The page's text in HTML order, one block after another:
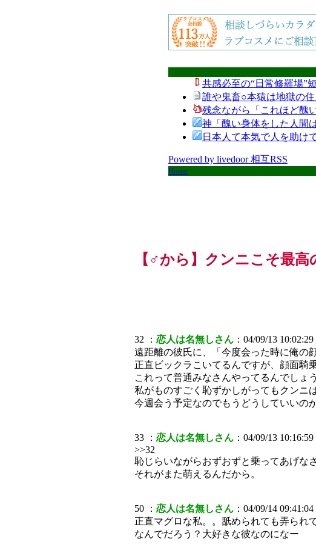
共感必至の“日常修羅場”
誰や鬼畜○本猿は地獄の
残念ながら「これほど醜
神「醜い身体をした人間
日本人て本気で人を助け
Powered by livedoor 相互RSS
Home
【♂から】クンニこそ最
32 ： 恋人は名無しさん ：04/09/13 10:02:29
遠距離の彼氏に、「今度会った時に俺の
正直ビックラこいてるんですが、顔面騎
これって普通みなさんやってるんでしょ
私がものすごく恥ずかしがってもクンニ
今週会う予定なのでもうどうしていいの
33 ： 恋人は名無しさん ：04/09/13 10:16:59
>>32
恥じらいながらおずおずと乗ってあげなさ
それがまた萌えるんだから。
50 ： 恋人は名無しさん ：04/09/14 09:41:04
正直マグロな私。。舐められても弄られ
なんでだろう？大好きな彼なのになー